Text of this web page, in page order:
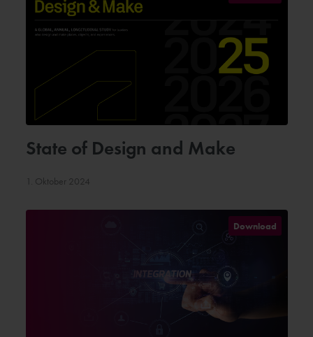
State of Design and Make
1. Oktober 2024
Download